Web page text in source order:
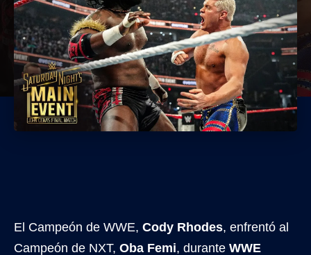
El Campeón de WWE, Cody Rhodes, enfrentó al
Campeón de NXT, Oba Femi, durante WWE